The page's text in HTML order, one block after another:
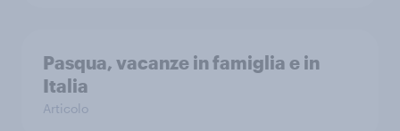
Pasqua, vacanze in famiglia e in
Italia
Articolo